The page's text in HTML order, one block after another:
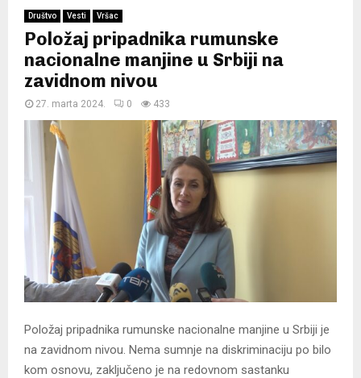
Društvo Vesti Vršac
Položaj pripadnika rumunske
nacionalne manjine u Srbiji na
zavidnom nivou
27. marta 2024. 0 433
Položaj pripadnika rumunske nacionalne manjine u Srbiji je
na zavidnom nivou. Nema sumnje na diskriminaciju po bilo
kom osnovu, zaključeno je na redovnom sastanku